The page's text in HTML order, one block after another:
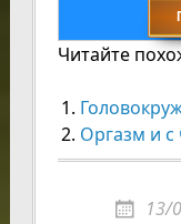
Читайте
Оргазм и с
13/